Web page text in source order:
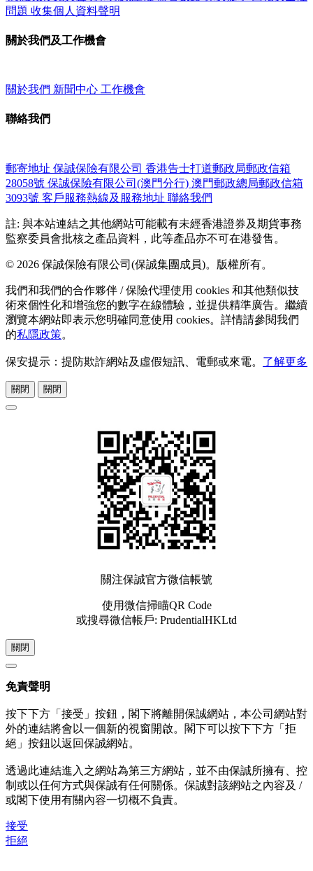
問題 收集個人資料聲明
關於我們及工作機會
關於我們 新聞中心 工作機會
聯絡我們
郵寄地址 保誠保險有限公司 香港告士打道郵政局郵政信箱
28058號 保誠保險有限公司(澳門分行) 澳門郵政總局郵政信箱
3093號 客戶服務熱線及服務地址 聯絡我們
註: 與本站連結之其他網站可能載有未經香港證券及期貨事務
監察委員會批核之產品資料，此等產品亦不可在港發售。
© 2026 保誠保險有限公司(保誠集團成員)。版權所有。
我們和我們的合作夥伴 / 保險代理使用 cookies 和其他類似技
術來個性化和增強您的數字在線體驗，並提供精準廣告。繼續
瀏覽本網站即表示您明確同意使用 cookies。詳情請參閱我們
的私隱政策。
保安提示：提防欺詐網站及虛假短訊、電郵或來電。 了解更多
關閉 關閉
關注保誠官方微信帳號
使用微信掃瞄QR Code
或搜尋微信帳戶: PrudentialHKLtd
關閉
免責聲明
按下下方「接受」按鈕，閣下將離開保誠網站，本公司網站對
外的連結將會以一個新的視窗開啟。閣下可以按下下方「拒
絕」按鈕以返回保誠網站。
透過此連結進入之網站為第三方網站，並不由保誠所擁有、控
制或以任何方式與保誠有任何關係。保誠對該網站之內容及 /
或閣下使用有關內容一切概不負責。
接受
拒絕